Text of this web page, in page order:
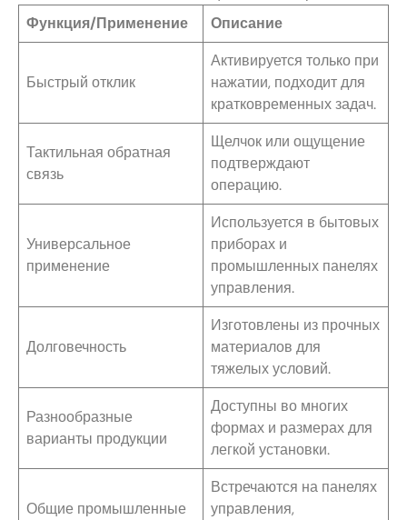
Функция/Применение
Описание
Быстрый отклик
Активируется только при
нажатии, подходит для
кратковременных задач.
Тактильная обратная
связь
Щелчок или ощущение
подтверждают
операцию.
Универсальное
применение
Используется в бытовых
приборах и
промышленных панелях
управления.
Долговечность
Изготовлены из прочных
материалов для
тяжелых условий.
Разнообразные
варианты продукции
Доступны во многих
формах и размерах для
легкой установки.
Общие промышленные
Встречаются на панелях
управления,